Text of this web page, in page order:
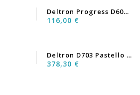
Deltron Progress D6060...
116,00 €
Deltron D703 Pastello Nero...
378,30 €